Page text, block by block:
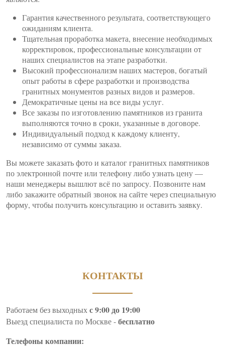
Гарантия качественного результата, соответствующего
ожиданиям клиента.
Тщательная проработка макета, внесение необходимых
корректировок, профессиональные консультации от
наших специалистов на этапе разработки.
Высокий профессионализм наших мастеров, богатый
опыт работы в сфере разработки и производства
гранитных монументов разных видов и размеров.
Демократичные цены на все виды услуг.
Все заказы по изготовлению памятников из гранита
выполняются точно в сроки, указанные в договоре.
Индивидуальный подход к каждому клиенту,
независимо от суммы заказа.
Вы можете заказать фото и каталог гранитных памятников
по электронной почте или телефону либо узнать цену —
наши менеджеры вышлют всё по запросу. Позвоните нам
либо закажите обратный звонок на сайте через специальную
форму, чтобы получить консультацию и оставить заявку.
КОНТАКТЫ
Работаем без выходныхс 9:00 до 19:00
Выезд специалиста по Москве -бесплатно
Телефоны компании: